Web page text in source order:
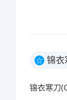
☆ 锦衣
锦衣寒刀